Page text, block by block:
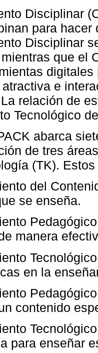
Disciplinar
para
Disciplinar
que el
e
relación de
Tecnológico
abarca
de tres
(TK).
del
se enseña.
manera
en la
contenido
para enseñar